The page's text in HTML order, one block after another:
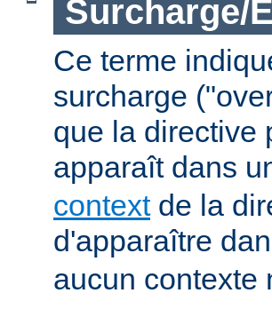
Surcharge/
Ce terme
surcharge
que la directive
apparaît dans
contextde la
d'apparaître
aucun contexte